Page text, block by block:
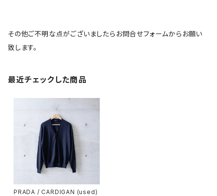
その他ご不明な点がございましたらお問合せフォームからお願い
致します。
最近チェックした商品
PRADA / CARDIGAN (used)